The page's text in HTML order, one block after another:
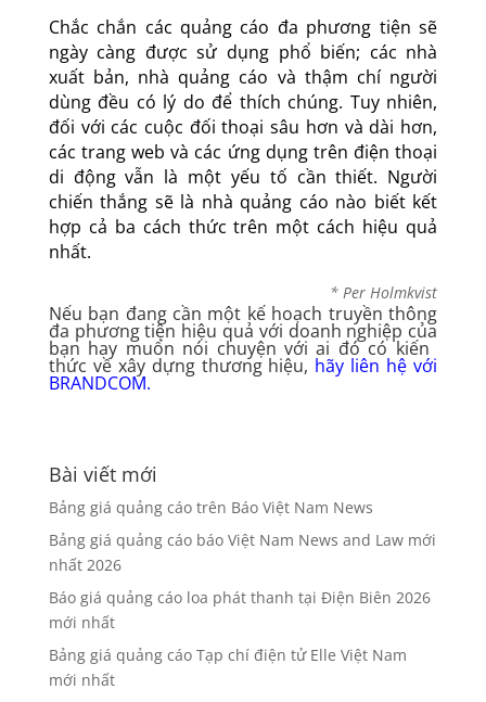
Chắc chắn các quảng cáo đa phương tiện sẽ
ngày càng được sử dụng phổ biến; các nhà
xuất bản, nhà quảng cáo và thậm chí người
dùng đều có lý do để thích chúng. Tuy nhiên,
đối với các cuộc đối thoại sâu hơn và dài hơn,
các trang web và các ứng dụng trên điện thoại
di động vẫn là một yếu tố cần thiết. Người
chiến thắng sẽ là nhà quảng cáo nào biết kết
hợp cả ba cách thức trên một cách hiệu quả
nhất.
* Per Holmkvist
Nếu bạn đang cần một kế hoạch truyền thông
đa phương tiện hiệu quả với doanh nghiệp của
bạn hay muốn nói chuyện với ai đó có kiến ​​
thức về xây dựng thương hiệu, hãy liên hệ với
BRANDCOM.
Bài viết mới
Bảng giá quảng cáo trên Báo Việt Nam News
Bảng giá quảng cáo báo Việt Nam News and Law mới
nhất 2026
Báo giá quảng cáo loa phát thanh tại Điện Biên 2026
mới nhất
Bảng giá quảng cáo Tạp chí điện tử Elle Việt Nam
mới nhất